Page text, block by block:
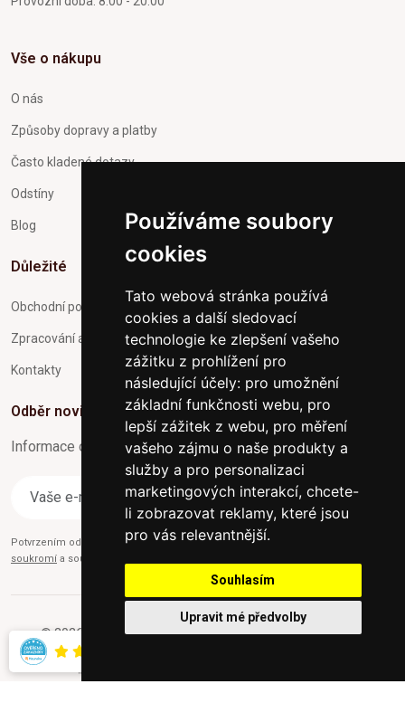
Používáme soubory
cookies
Tato webová stránka používá
cookies a další sledovací
technologie ke zlepšení vašeho
zážitku z prohlížení pro
následující účely: pro umožnění
základní funkčnosti webu, pro
lepší zážitek z webu, pro měření
vašeho zájmu o naše produkty a
služby a pro personalizaci
marketingových interakcí, chcete-
li zobrazovat reklamy, které jsou
pro vás relevantnější.
Souhlasím
Upravit mé předvolby
Vše o nákupu
O nás
Způsoby dopravy a platby
Často kladené dotazy
Odstíny
Blog
Důležité
Obchodní podmínky
Zpracování a ochrana osobních údajů
Kontakty
Odběr novinek
Informace o Novinkách a užitečné rady max. 1x za týden
Odebírat
Potvrzením odběru současně souhlasíte s našimi podmínkami o
soukromí a současně nám udělujete souhlas se zasíláním obchodních e-mailů.
© 2026 Furniture-nabytek.cz - Všechna práva vyhrazena.